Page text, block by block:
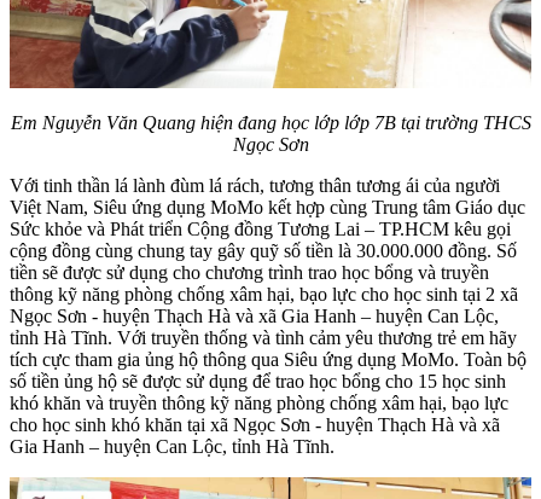
Em Nguyễn Văn Quang hiện đang học lớp lớp 7B tại trường THCS
Ngọc Sơn
Với tinh thần lá lành đùm lá rách, tương thân tương ái của người
Việt Nam, Siêu ứng dụng MoMo kết hợp cùng Trung tâm Giáo dục
Sức khỏe và Phát triển Cộng đồng Tương Lai – TP.HCM kêu gọi
cộng đồng cùng chung tay gây quỹ số tiền là 30.000.000 đồng. Số
tiền sẽ được sử dụng cho chương trình trao học bổng và truyền
thông kỹ năng phòng chống xâm hại, bạo lực cho học sinh tại 2 xã
Ngọc Sơn - huyện Thạch Hà và xã Gia Hanh – huyện Can Lộc,
tỉnh Hà Tĩnh. Với truyền thống và tình cảm yêu thương trẻ em hãy
tích cực tham gia ủng hộ thông qua Siêu ứng dụng MoMo. Toàn bộ
số tiền ủng hộ sẽ được sử dụng để trao học bổng cho 15 học sinh
khó khăn và truyền thông kỹ năng phòng chống xâm hại, bạo lực
cho học sinh khó khăn tại xã Ngọc Sơn - huyện Thạch Hà và xã
Gia Hanh – huyện Can Lộc, tỉnh Hà Tĩnh.